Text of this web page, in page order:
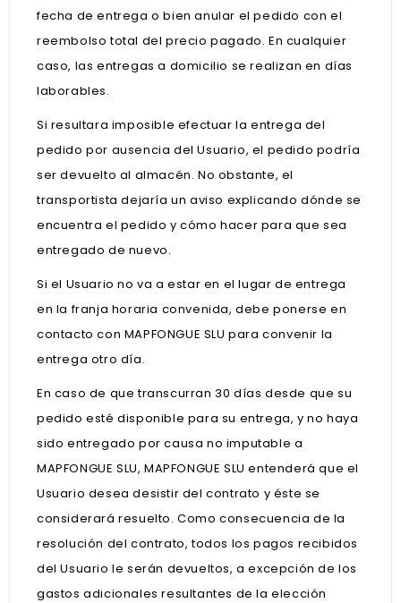
fecha de entrega o bien anular el pedido con el
reembolso total del precio pagado. En cualquier
caso, las entregas a domicilio se realizan en días
laborables.
Si resultara imposible efectuar la entrega del
pedido por ausencia del Usuario, el pedido podría
ser devuelto al almacén. No obstante, el
transportista dejaría un aviso explicando dónde se
encuentra el pedido y cómo hacer para que sea
entregado de nuevo.
Si el Usuario no va a estar en el lugar de entrega
en la franja horaria convenida, debe ponerse en
contacto con MAPFONGUE SLU para convenir la
entrega otro día.
En caso de que transcurran 30 días desde que su
pedido esté disponible para su entrega, y no haya
sido entregado por causa no imputable a
MAPFONGUE SLU, MAPFONGUE SLU entenderá que el
Usuario desea desistir del contrato y éste se
considerará resuelto. Como consecuencia de la
resolución del contrato, todos los pagos recibidos
del Usuario le serán devueltos, a excepción de los
gastos adicionales resultantes de la elección